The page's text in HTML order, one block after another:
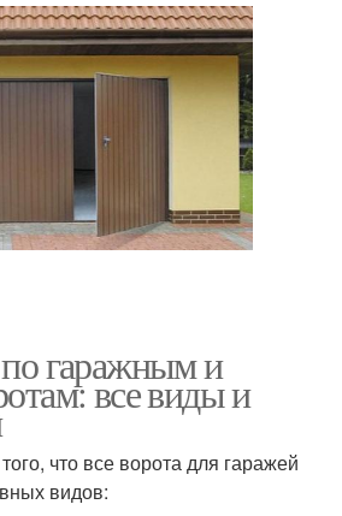
гаражным и
все виды и
что все ворота для гаражей
видов: